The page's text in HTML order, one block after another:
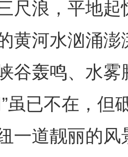
浪，平地起
黄河水汹涌
谷轰鸣、水
虽已不在，
一道靓丽的